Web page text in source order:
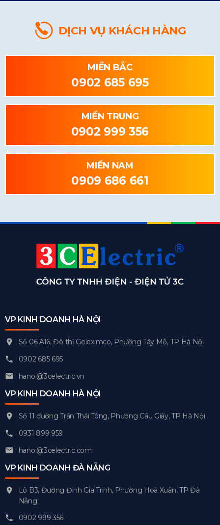
DỊCH VỤ KHÁCH HÀNG
MIỀN BẮC
0902 685 695
MIỀN TRUNG
0902 999 356
MIỀN NAM
0909 686 661
VP KINH DOANH HÀ NỘI
Số 06 A16, Đô thị Geleximco, Phường Tây Mỗ, TP Hà Nội
0902 685 695
hanoi@3celectric.vn
VP KINH DOANH HÀ NỘI
Số 11 đường Trần Thái Tông, Phường Cầu Giấy, TP Hà Nội
0931 899 959
hanoi@3celectric.com
VP KINH DOANH ĐÀ NẴNG
Lô B3, Đường Đinh Gia Trinh, Phường Hoà Xuân, TP Đà
Nẵng
0902 999 356